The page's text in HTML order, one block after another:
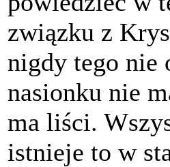
związku z
nigdy tego nie
nasionku nie
ma liści.
istnieje to w